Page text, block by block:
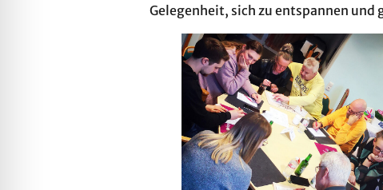
Gelegenheit, sich zu entspannen und